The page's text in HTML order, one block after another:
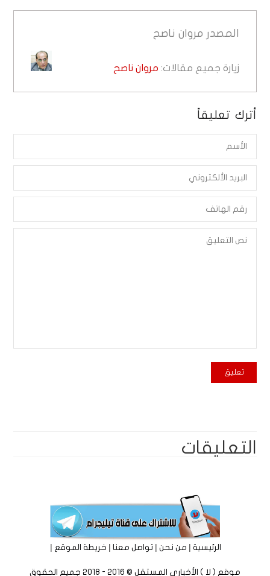
المصدر مروان ناصح
زيارة جميع مقالات: مروان ناصح
أترك تعليقاً
التعليقات
الرئيسية|من نحن|تواصل معنا|خريطة الموقع |
موقع ( لا ) الأخباري المستقل © 2016 - 2018 جميع الحقوق